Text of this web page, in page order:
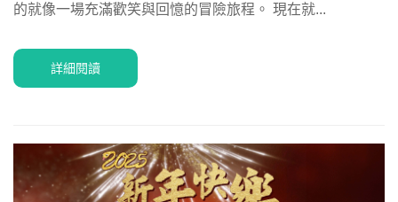
的就像一場充滿歡笑與回憶的冒險旅程。 現在就...
詳細閱讀